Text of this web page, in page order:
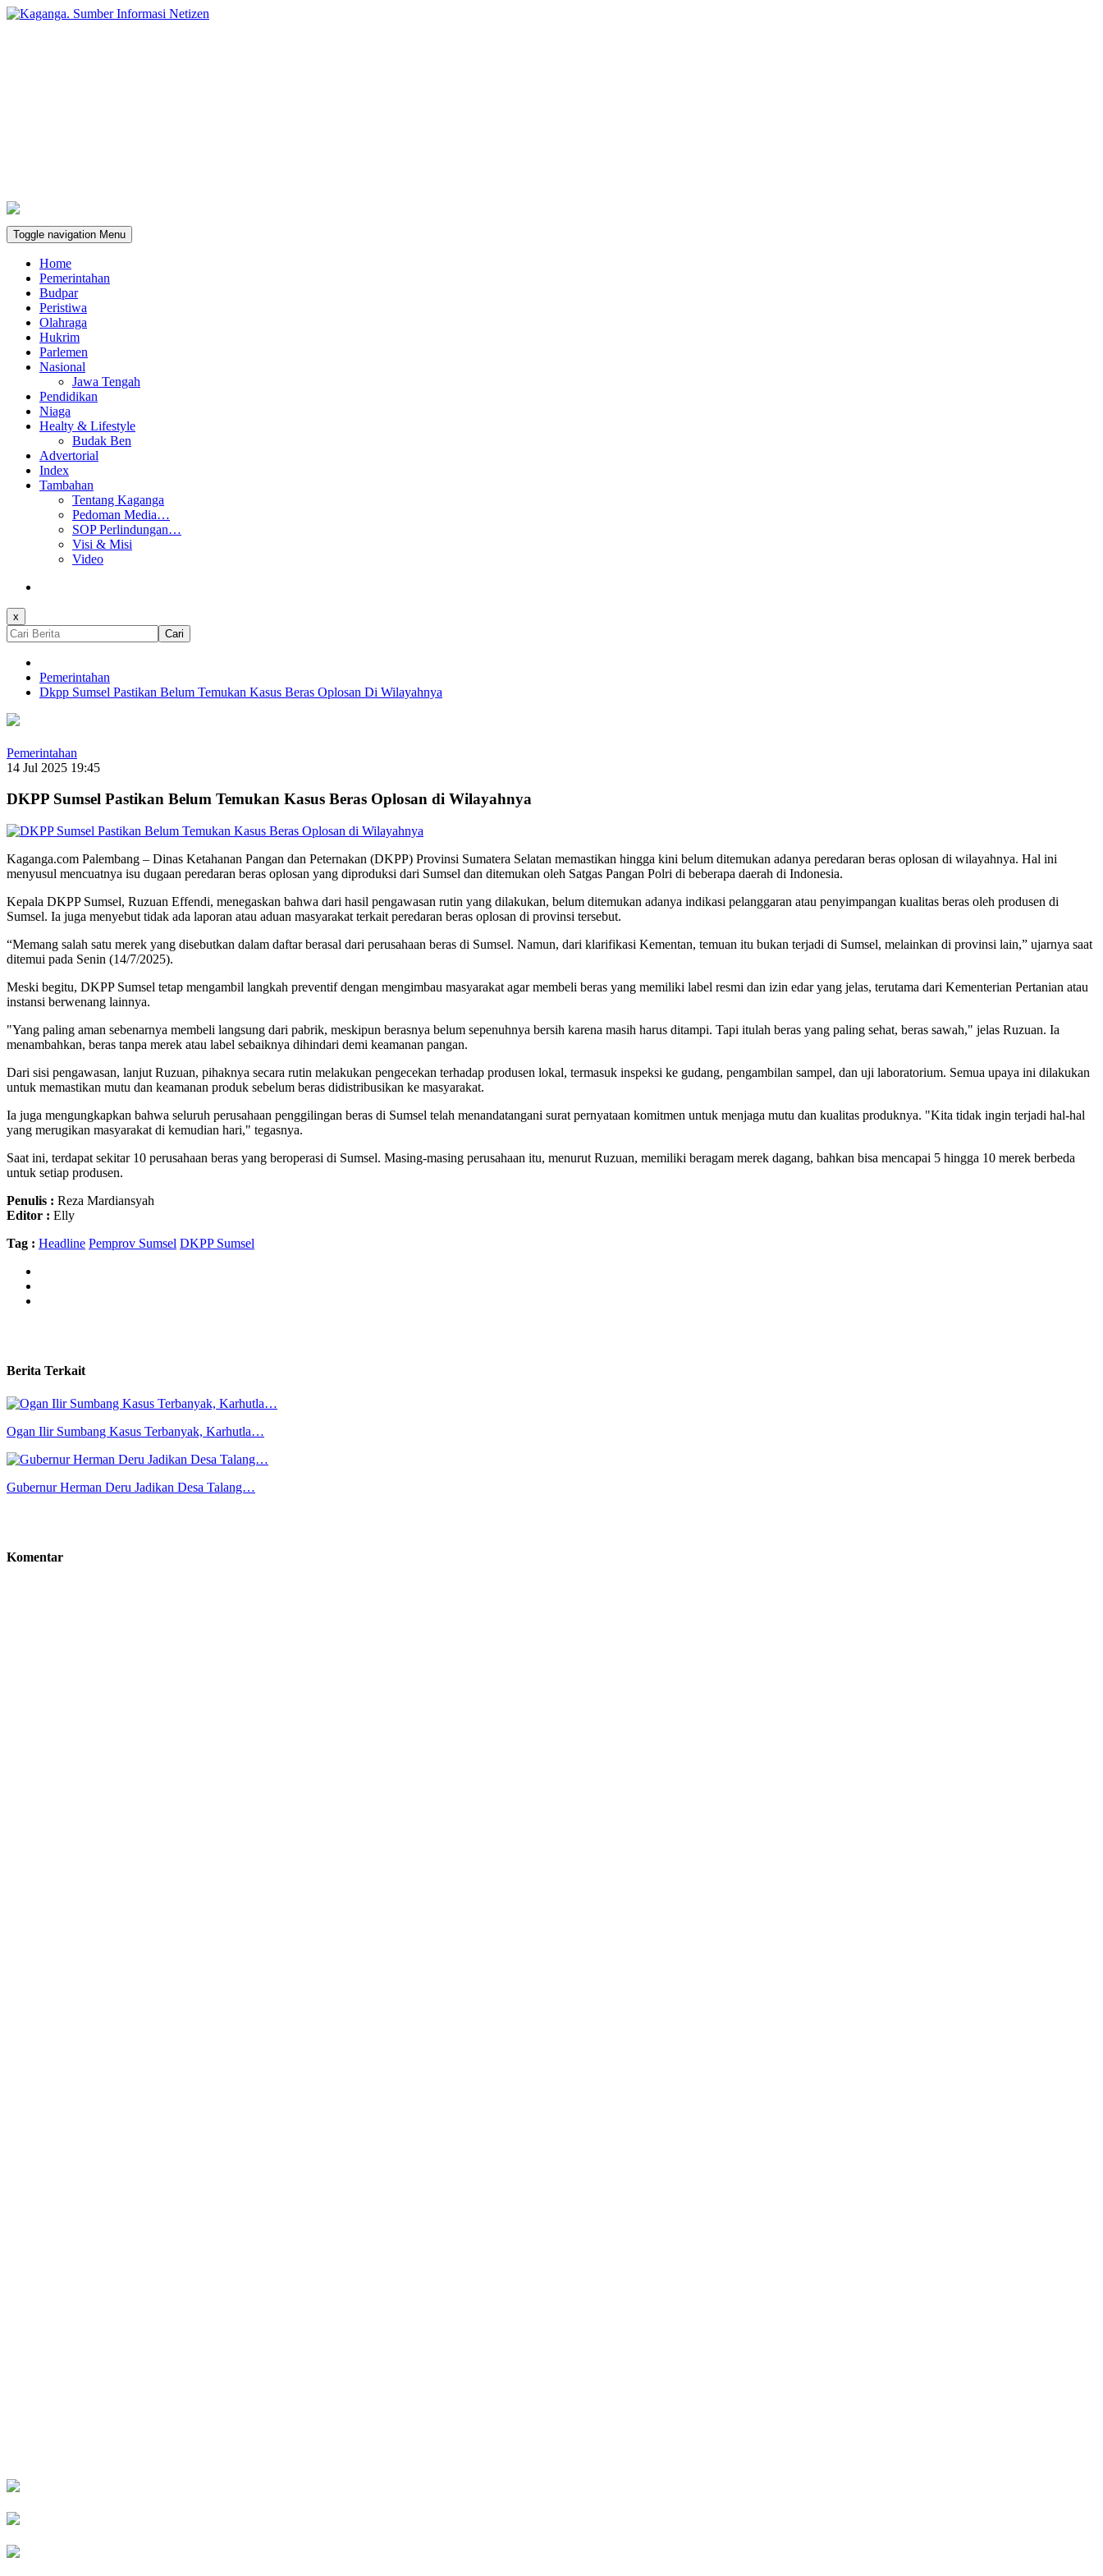
Toggle navigation Menu
Home
Pemerintahan
Budpar
Peristiwa
Olahraga
Hukrim
Parlemen
Nasional
Jawa Tengah
Pendidikan
Niaga
Healty & Lifestyle
Budak Ben
Advertorial
Index
Tambahan
Tentang Kaganga
Pedoman Media…
SOP Perlindungan…
Visi & Misi
Video
x
Cari
Pemerintahan
Dkpp Sumsel Pastikan Belum Temukan Kasus Beras Oplosan Di Wilayahnya
Pemerintahan
14 Jul 2025 19:45
DKPP Sumsel Pastikan Belum Temukan Kasus Beras Oplosan di Wilayahnya
Kaganga.com Palembang – Dinas Ketahanan Pangan dan Peternakan (DKPP) Provinsi Sumatera Selatan memastikan hingga kini belum ditemukan adanya peredaran beras oplosan di wilayahnya. Hal ini
menyusul mencuatnya isu dugaan peredaran beras oplosan yang diproduksi dari Sumsel dan ditemukan oleh Satgas Pangan Polri di beberapa daerah di Indonesia.
Kepala DKPP Sumsel, Ruzuan Effendi, menegaskan bahwa dari hasil pengawasan rutin yang dilakukan, belum ditemukan adanya indikasi pelanggaran atau penyimpangan kualitas beras oleh produsen di
Sumsel. Ia juga menyebut tidak ada laporan atau aduan masyarakat terkait peredaran beras oplosan di provinsi tersebut.
“Memang salah satu merek yang disebutkan dalam daftar berasal dari perusahaan beras di Sumsel. Namun, dari klarifikasi Kementan, temuan itu bukan terjadi di Sumsel, melainkan di provinsi lain,” ujarnya saat
ditemui pada Senin (14/7/2025).
Meski begitu, DKPP Sumsel tetap mengambil langkah preventif dengan mengimbau masyarakat agar membeli beras yang memiliki label resmi dan izin edar yang jelas, terutama dari Kementerian Pertanian atau
instansi berwenang lainnya.
"Yang paling aman sebenarnya membeli langsung dari pabrik, meskipun berasnya belum sepenuhnya bersih karena masih harus ditampi. Tapi itulah beras yang paling sehat, beras sawah," jelas Ruzuan. Ia
menambahkan, beras tanpa merek atau label sebaiknya dihindari demi keamanan pangan.
Dari sisi pengawasan, lanjut Ruzuan, pihaknya secara rutin melakukan pengecekan terhadap produsen lokal, termasuk inspeksi ke gudang, pengambilan sampel, dan uji laboratorium. Semua upaya ini dilakukan
untuk memastikan mutu dan keamanan produk sebelum beras didistribusikan ke masyarakat.
Ia juga mengungkapkan bahwa seluruh perusahaan penggilingan beras di Sumsel telah menandatangani surat pernyataan komitmen untuk menjaga mutu dan kualitas produknya. "Kita tidak ingin terjadi hal-hal
yang merugikan masyarakat di kemudian hari," tegasnya.
Saat ini, terdapat sekitar 10 perusahaan beras yang beroperasi di Sumsel. Masing-masing perusahaan itu, menurut Ruzuan, memiliki beragam merek dagang, bahkan bisa mencapai 5 hingga 10 merek berbeda
untuk setiap produsen.
Penulis : Reza Mardiansyah
Editor : Elly
Tag : Headline Pemprov Sumsel DKPP Sumsel
Berita Terkait
Ogan Ilir Sumbang Kasus Terbanyak, Karhutla…
Gubernur Herman Deru Jadikan Desa Talang…
Komentar